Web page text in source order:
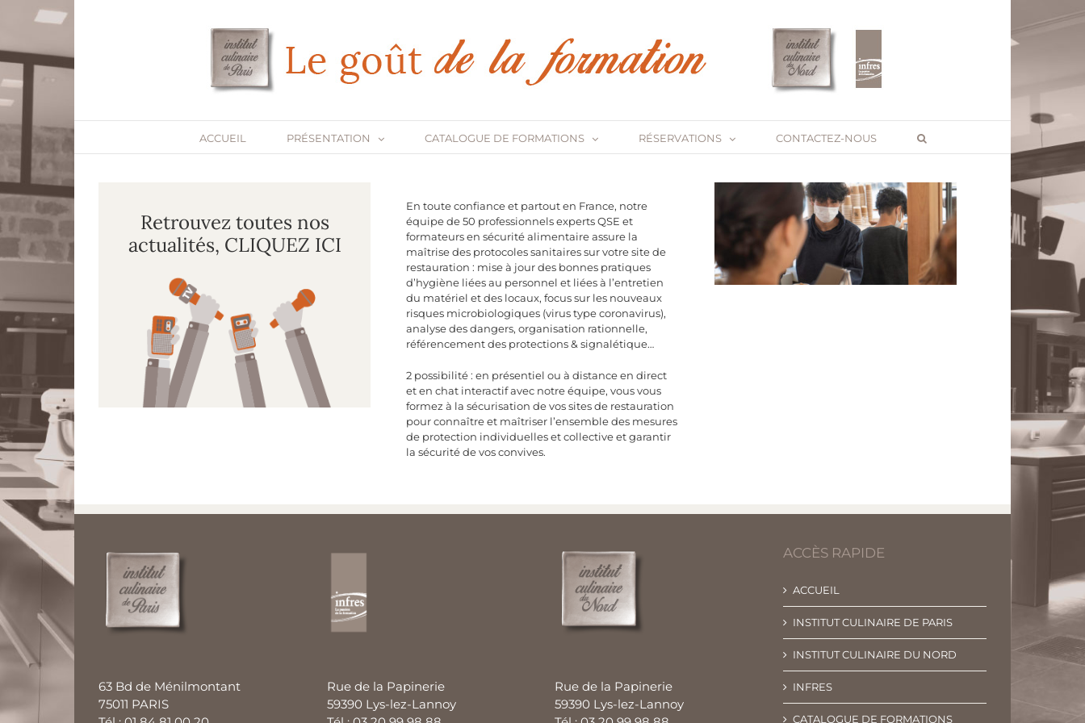
ACCUEIL PRÉSENTATION CATALOGUE DE FORMATIONS RÉSERVATIONS CONTACTEZ-NOUS
Retrouvez toutes nos
actualités, CLIQUEZ ICI
En toute confiance et partout en France, notre
équipe de 50 professionnels experts QSE et
formateurs en sécurité alimentaire assure la
maîtrise des protocoles sanitaires sur votre site de
restauration : mise à jour des bonnes pratiques
d’hygiène liées au personnel et liées à l’entretien
du matériel et des locaux, focus sur les nouveaux
risques microbiologiques (virus type coronavirus),
analyse des dangers, organisation rationnelle,
référencement des protections & signalétique…
2 possibilité : en présentiel ou à distance en direct
et en chat interactif avec notre équipe, vous vous
formez à la sécurisation de vos sites de restauration
pour connaître et maîtriser l’ensemble des mesures
de protection individuelles et collective et garantir
la sécurité de vos convives.
63 Bd de Ménilmontant
75011 PARIS
Rue de la Papinerie
59390 Lys-lez-Lannoy
Rue de la Papinerie
59390 Lys-lez-Lannoy
ACCÈS RAPIDE
ACCUEIL
INSTITUT CULINAIRE DE PARIS
INSTITUT CULINAIRE DU NORD
INFRES
CATALOGUE DE FORMATIONS